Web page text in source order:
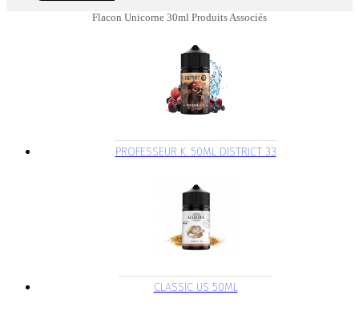
Flacon Unicorne 30ml Produits Associés
PROFESSEUR K. 50ML DISTRICT 33
CLASSIC US 50ML